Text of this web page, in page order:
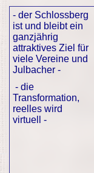
- der Schlossberg
ist und bleibt ein
ganzjährig
attraktives Ziel für
viele Vereine und
Julbacher -
- die
Transformation,
reelles wird
virtuell -